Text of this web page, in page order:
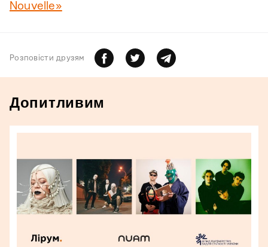
Nouvelle»
Розповiсти друзям
Допитливим